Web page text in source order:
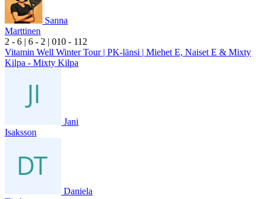
Sanna
Marttinen
2 - 6 | 6 - 2 | 010 - 112
Vitamin Well Winter Tour | PK-länsi | Miehet E, Naiset E & Mixty
Kilpa - Mixty Kilpa
Jani
Isaksson
Daniela